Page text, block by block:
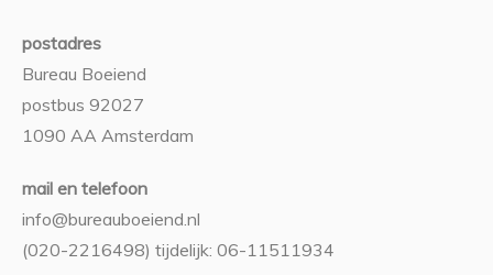
postadres
Bureau Boeiend
postbus 92027
1090 AA Amsterdam
mail en telefoon
info@bureauboeiend.nl
(020-2216498) tijdelijk: 06-11511934